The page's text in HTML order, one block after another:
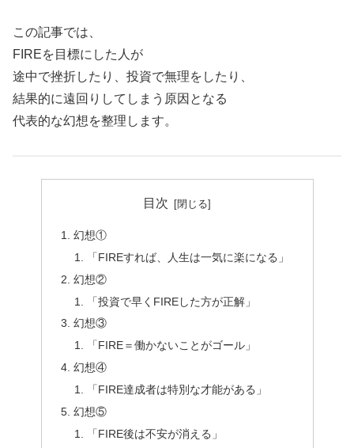
この記事では、
FIREを目標にした人が
途中で挫折したり、投資で無理をしたり、
結果的に遠回りしてしまう原因となる
代表的な幻想を整理します。
目次
幻想①
「FIREすれば、人生は一気に楽になる」
幻想②
「投資で早くFIREした方が正解」
幻想③
「FIRE＝働かないことがゴール」
幻想④
「FIRE達成者は特別な才能がある」
幻想⑤
「FIRE後は不安が消える」